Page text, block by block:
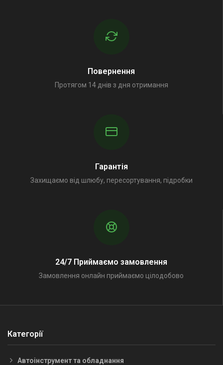
Повернення
Протягом 14 днів з дня отримання
Гарантія
Захищаємо від шлюбу, пересортування, підробки
24/7 Приймаємо замовлення
Замовлення онлайн приймаємо цілодобово
Категорії
Автоінструмент та обладнання